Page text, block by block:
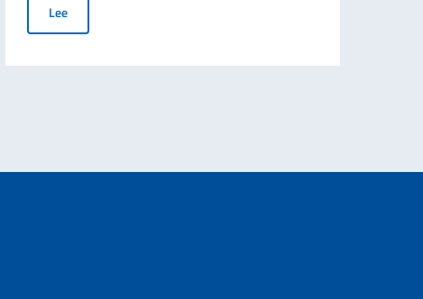
CIE emitidas a favor de ciudadanos mayores de 70 años
LeeMensaje del nuevo Cónsul General de Italia en Rosario Filippo